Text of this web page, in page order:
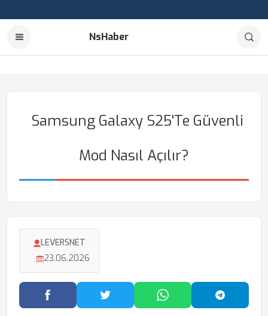
NsHaber
Samsung Galaxy S25'te Güvenli
Mod Nasıl Açılır?
LEVERSNET
23.06.2026
Facebook'ta PaylaşTwitter'da PaylaşWhatsApp'ta Paylaş